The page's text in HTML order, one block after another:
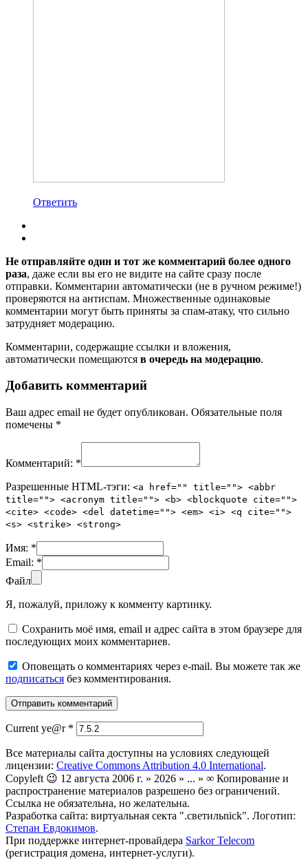
Ответить
Не отправляйте один и тот же комментарий более одного
раза, даже если вы его не видите на сайте сразу после
отправки. Комментарии автоматически (не в ручном режиме!)
проверяются на антиспам. Множественные одинаковые
комментарии могут быть приняты за спам-атаку, что сильно
затрудняет модерацию.
Комментарии, содержащие ссылки и вложения,
автоматически помещаются в очередь на модерацию.
Добавить комментарий
Ваш адрес email не будет опубликован. Обязательные поля
помечены *
Комментарий: *
Разрешенные HTML-тэги: <a href="" title=""> <abbr
title=""> <acronym title=""> <b> <blockquote cite="">
<cite> <code> <del datetime=""> <em> <i> <q cite="">
<s> <strike> <strong>
Имя: *
Email: *
Файл
Я, пожалуй, приложу к комменту картинку.
Сохранить моё имя, email и адрес сайта в этом браузере для
последующих моих комментариев.
Оповещать о комментариях через e-mail. Вы можете так же
подписаться без комментирования.
Current ye@r *
Все материалы сайта доступны на условиях следующей
лицензии: Creative Commons Attribution 4.0 International.
Copyleft 😉 12 августа 2006 г. » 2026 » ... » ∞ Копирование и
распространение материалов разрешено без ограничений.
Ссылка не обязательна, но желательна.
Разработка сайта: виртуальная секта ".светильnick". Логотип:
Степан Евдокимов.
При поддержке интернет-провайдера Sarkor Telecom
(регистрация домена, интернет-услуги).